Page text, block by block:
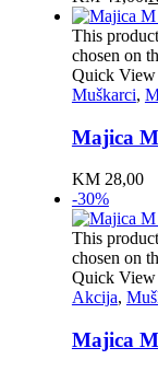
This
chosen on
Quick View
Muškarci,
Majica
KM28,00
-30%
This
chosen on
Quick View
Akcija,
Majica